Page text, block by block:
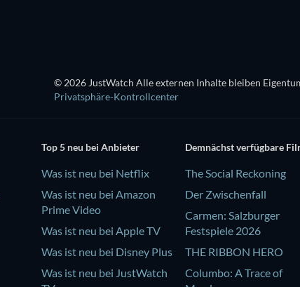
© 2026 JustWatch Alle externen Inhalte bleiben
Privatsphäre-Kontrollcenter
Top 5 neu bei Anbieter
Was ist neu bei Netflix
Was ist neu bei Amazon
Prime Video
Was ist neu bei Apple TV
Was ist neu bei Disney Plus
Was ist neu bei JustWatch
Demnächst verfügbare
The Social Reckoning
Der Zwischenfall
Carmen: Salzburger
Festspiele 2026
THE RIBBON HERO
Columbo: A Trace of